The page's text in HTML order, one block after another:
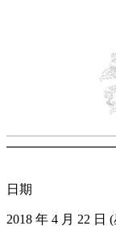
日期
2018 年 4 月 22 日